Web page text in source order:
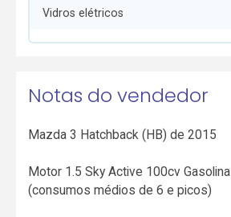
Vidros elétricos
Notas do vendedor
Mazda 3 Hatchback (HB) de 2015
Motor 1.5 Sky Active 100cv Gasolina
(consumos médios de 6 e picos)